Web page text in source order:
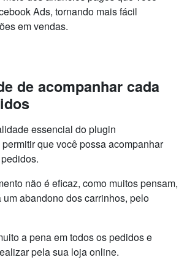
Ads, tornando mais fácil
em vendas.
de acompanhar cada
essencial do plugin
permitir que você possa acompanhar
não é eficaz, como muitos pensam,
abandono dos carrinhos, pelo
a pena em todos os pedidos e
pela sua loja online.